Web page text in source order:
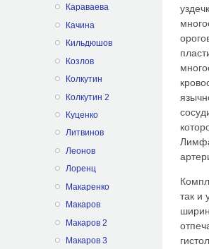
Караваева
Качина
Кильдюшов
Козлов
Колкутин
Колкутин 2
Куценко
Литвинов
Леонов
Лоренц
Макаренко
Макаров
Макаров 2
Макаров 3
так и